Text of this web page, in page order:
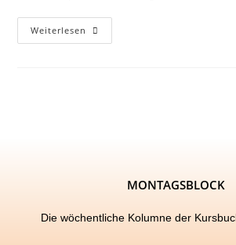
Weiterlesen
MONTAGSBLOCK
Die wöchentliche Kolumne der